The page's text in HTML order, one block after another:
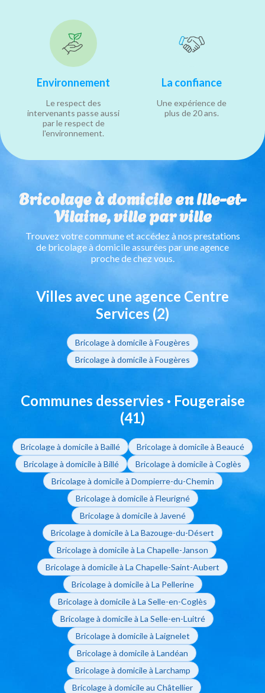
Environnement
Le respect des
intervenants passe aussi
par le respect de
l'environnement.
La confiance
Une expérience de
plus de 20 ans.
Bricolage à domicile en Ille-et-
Vilaine, ville par ville
Trouvez votre commune et accédez à nos prestations
de bricolage à domicile assurées par une agence
proche de chez vous.
Villes avec une agence Centre
Services (2)
Bricolage à domicile à Fougères
Bricolage à domicile à Fougères
Communes desservies · Fougeraise
(41)
Bricolage à domicile à Baillé
Bricolage à domicile à Beaucé
Bricolage à domicile à Billé
Bricolage à domicile à Coglès
Bricolage à domicile à Dompierre-du-Chemin
Bricolage à domicile à Fleurigné
Bricolage à domicile à Javené
Bricolage à domicile à La Bazouge-du-Désert
Bricolage à domicile à La Chapelle-Janson
Bricolage à domicile à La Chapelle-Saint-Aubert
Bricolage à domicile à La Pellerine
Bricolage à domicile à La Selle-en-Coglès
Bricolage à domicile à La Selle-en-Luitré
Bricolage à domicile à Laignelet
Bricolage à domicile à Landéan
Bricolage à domicile à Larchamp
Bricolage à domicile au Châtellier